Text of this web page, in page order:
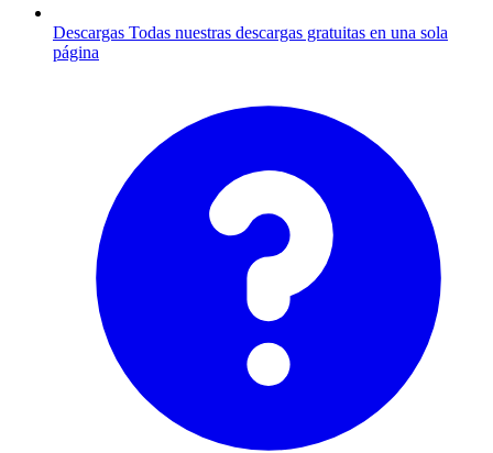
Descargas Todas nuestras descargas gratuitas en una sola
página